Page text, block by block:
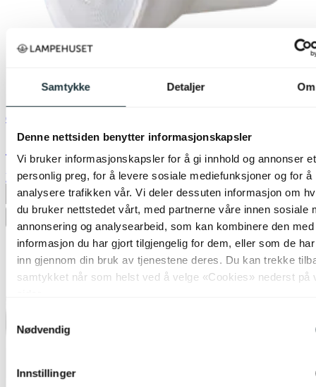
Samtykke Detaljer Om
Denne nettsiden benytter informasjonskapsler
Vi bruker informasjonskapsler for å gi innhold og annonser et
personlig preg, for å levere sosiale mediefunksjoner og for å
analysere trafikken vår. Vi deler dessuten informasjon om
du bruker nettstedet vårt, med partnerne våre innen sosiale
annonsering og analysearbeid, som kan kombinere den med
informasjon du har gjort tilgjengelig for dem, eller som de
inn gjennom din bruk av tjenestene deres. Du kan trekke
samtykket når som helst ved å velge «Cookies» nederst på
Nødvendig
Innstillinger
Green Light
Gu10 mini dimbar 2,7W 330lm hvit
kr 149,-
Produktdatablad
Legg til ønskeliste